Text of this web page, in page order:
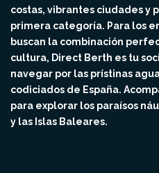
costas, vibrantes ciudades y
primera categoría. Para los
buscan la combinación
cultura, Direct Berth es tu
navegar por las prístinas
codiciados de España.
para explorar los paraísos
y las Islas Baleares.